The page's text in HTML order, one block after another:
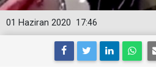
17:46
01 Haziran 2020